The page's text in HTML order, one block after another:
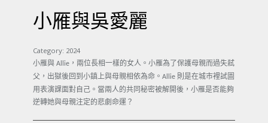
小雁與吳愛麗
Category: 2024
小雁與 Allie ，兩位長相一樣的女人。小雁為了保護母親而過失弒
父，出獄後回到小鎮上與母親相依為命。 Allie 則是在城市裡試圖
用表演課面對自己。當兩人的共同秘密被解開後，小雁是否能夠
逆轉她與母親注定的悲劇命運？